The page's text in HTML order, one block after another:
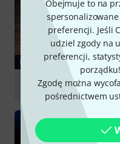
Obejmuje to na
preferencji. Jeśli
udziel zgody na
preferencji,
Zgodę można
pośrednictwem
PORADNIKI
In-Ear Monitoring